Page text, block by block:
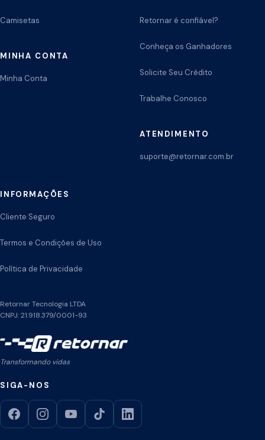
Camisetas
MINHA CONTA
Minha Conta
Retornar é confiável?
Conheça os Ganhadores
Solicite Seu Crédito
Trabalhe Conosco
ATENDIMENTO
suporte@retornar.com.br
INFORMAÇÕES
Cliente Seguro
Termos e Condições de Uso
Política de Privacidade
Retornar Tecnologia LTDA
CNPJ: 21.918.379/0001-93
Transformando vidas
SIGA-NOS